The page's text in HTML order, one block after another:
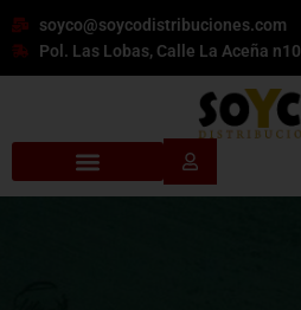
soyco@soycodistribuciones.com
Pol. Las Lobas, Calle La Aceña